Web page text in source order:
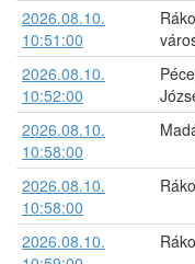
2026.08.10.
10:51:00
2026.08.10.
10:52:00
2026.08.10.
10:58:00
2026.08.10.
10:58:00
2026.08.10.